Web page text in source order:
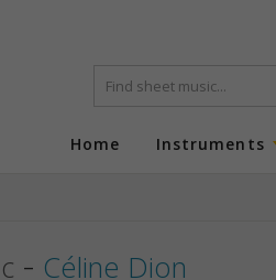
Home Instruments
- Céline Dion